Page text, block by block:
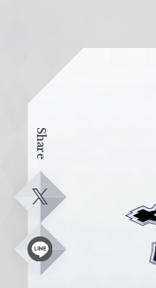
Share
X
L
ス